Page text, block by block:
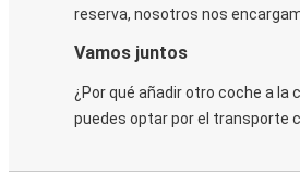
reserva, nosotros nos
Vamos juntos
¿Por qué añadir otro coche a la
puedes optar por el transporte